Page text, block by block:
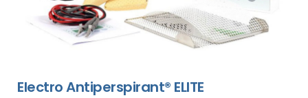
Electro Antiperspirant® ELITE